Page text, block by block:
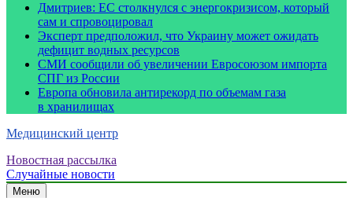
Дмитриев: ЕС столкнулся с энергокризисом, который
сам и спровоцировал
Эксперт предположил, что Украину может ожидать
дефицит водных ресурсов
СМИ сообщили об увеличении Евросоюзом импорта
СПГ из России
Европа обновила антирекорд по объемам газа
в хранилищах
Медицинский центр
Новостная рассылка
Случайные новости
Меню